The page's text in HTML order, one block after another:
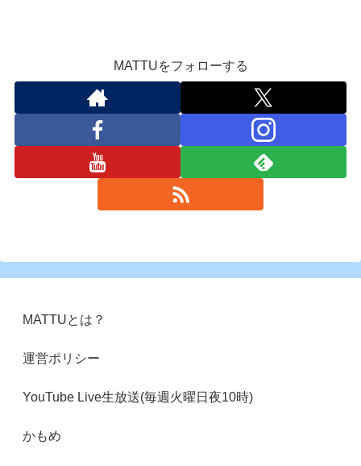
MATTUをフォローする
MATTUとは？
運営ポリシー
YouTube Live生放送(毎週火曜日夜10時)
かもめ